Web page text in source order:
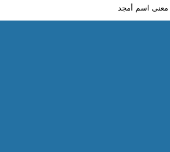
معنى اسم أمجد